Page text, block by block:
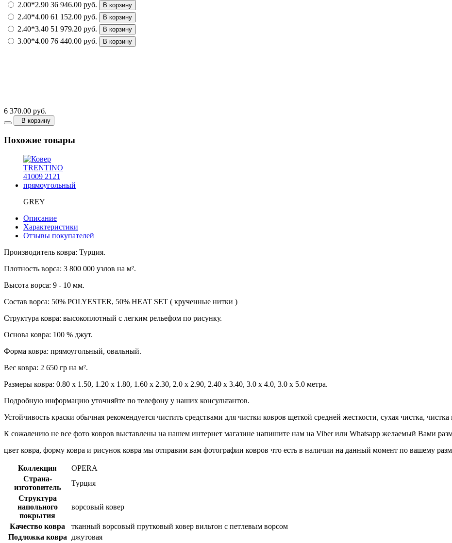
2.00*2.90 36 946.00 руб. В корзину
2.40*4.00 61 152.00 руб. В корзину
2.40*3.40 51 979.20 руб. В корзину
3.00*4.00 76 440.00 руб. В корзину
6 370.00 руб.
В корзину
Похожие товары
GREY
Описание
Характеристики
Отзывы покупателей
Производитель ковра: Турция.
Плотность ворса: 3 800 000 узлов на м².
Высота ворса: 9 - 10 мм.
Состав ворса: 50% POLYESTER, 50% HEAT SET ( крученные нитки )
Структура ковра: высокоплотный с легким рельефом по рисунку.
Основа ковра: 100 % джут.
Форма ковра: прямоугольный, овальный.
Вес ковра: 2 650 гр на м².
Размеры ковра: 0.80 x 1.50, 1.20 x 1.80, 1.60 x 2.30, 2.0 x 2.90, 2.40 x 3.40, 3.0 x 4.0, 3.0 x 5.0 метра.
Подробную информацию уточняйте по телефону у наших консультантов.
Устойчивость краски обычная рекомендуется чистить средствами для чистки ковров щеткой средней жесткости, сухая чистка,
К сожалению не все фото ковров выставлены на нашем интернет магазине напишите нам на Viber или Whatsapp желаемый Вами
цвет ковра, форму ковра и рисунок ковра мы отправим вам фотографии ковров что есть в наличии на данный момент по вашему
Коллекция
OPERA
Страна-
изготовитель
Турция
Структура
напольного
покрытия
ворсовый ковер
Качество ковра
тканный ворсовый прутковый ковер вильтон с петлевым ворсом
Подложка ковра
джутовая